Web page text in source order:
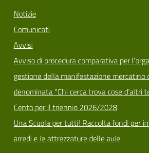
Notizie
Comunicati
Avvisi
Avviso di procedura comparativa per
gestione della manifestazione mercatino
denominata “Chi cerca trova cose d’altri
Cento per il triennio 2026/2028
Una Scuola per tutti! Raccolta fondi per
arredi e le attrezzature delle aule